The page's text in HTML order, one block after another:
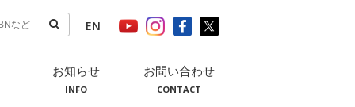
EN
お知らせ
INFO
お問い合わせ
CONTACT